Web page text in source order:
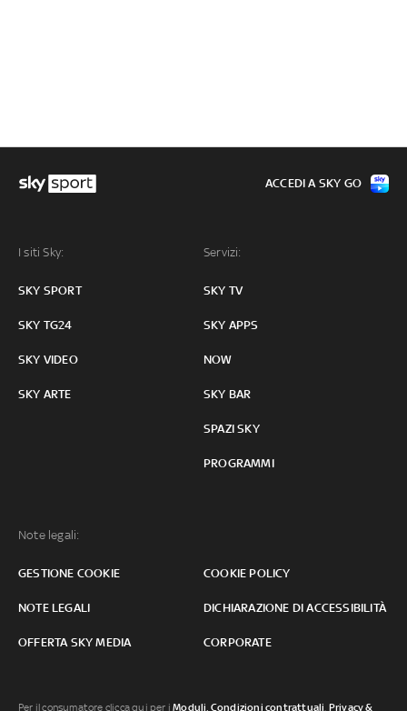
I siti Sky:
SKY SPORT
SKY TG24
SKY VIDEO
SKY ARTE
Servizi:
SKY TV
SKY APPS
NOW
SKY BAR
SPAZI SKY
PROGRAMMI
Note legali:
GESTIONE COOKIE COOKIE POLICY
NOTE LEGALI DICHIARAZIONE DI ACCESSIBILITÀ
OFFERTA SKY MEDIA CORPORATE
ACCEDI A SKY GO
Per il consumatore clicca qui per iModuli, Condizioni contrattuali, Privacy &